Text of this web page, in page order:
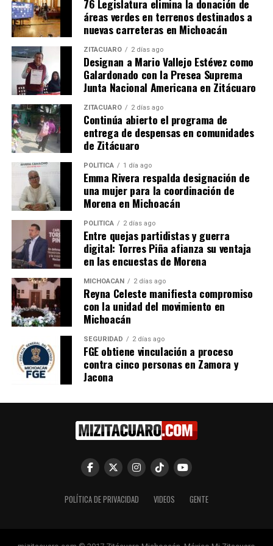
Comparte con:
Me gusta esto:
Relacionado
Dos lesionados en choque
entre auto y combi en
Zitácuaro
5 agosto, 2023
En "Seguridad"
Combi se sale de la carretera
5 mayo, 2023
En "Seguridad"
eléctrica sufre accidente por
culpa de combi en Zitácuaro
En "Seguridad"
76 Legislatura elimina la donación de
áreas verdes en terrenos destinados a
nuevas carreteras en Michoacán
ZITÁCUARO 2 días ago
Designan a Mario Vallejo Estévez como
Galardonado con la Presea Suprema
Junta Nacional Americana en Zitácuaro
ZITÁCUARO 2 días ago
Continúa abierto el programa de
entrega de despensas en comunidades
de Zitácuaro
POLÍTICA 1 día ago
Emma Rivera respalda designación de
una mujer para la coordinación de
Morena en Michoacán
POLÍTICA 2 días ago
Entre quejas partidistas y guerra
digital: Torres Piña afianza su ventaja
en las encuestas de Morena
MICHOACÁN 2 días ago
Reyna Celeste manifiesta compromiso
con la unidad del movimiento en
Michoacán
SEGURIDAD 2 días ago
FGE obtiene vinculación a proceso
contra cinco personas en Zamora y
Jacona
POLÍTICA DE PRIVACIDAD VIDEOS GENTE